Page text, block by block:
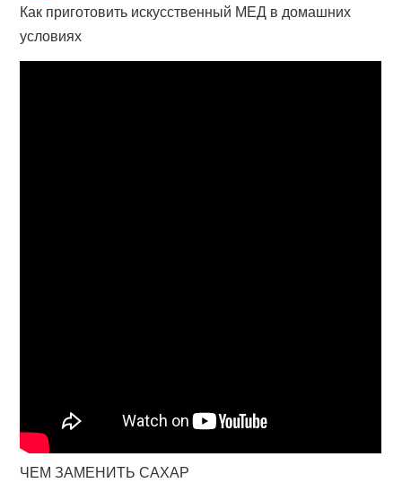
Как приготовить искусственный МЕД в домашних
условиях
ЧЕМ ЗАМЕНИТЬ САХАР